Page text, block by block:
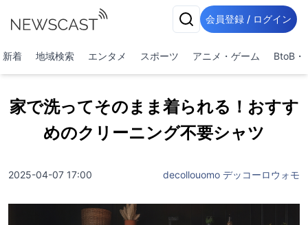
会員登録 / ログイン
新着 地域検索 エンタメ スポーツ アニメ・ゲーム BtoB・
家で洗ってそのまま着られる！おすす
めのクリーニング不要シャツ
2025-04-07 17:00 decollouomo デッコーロウォモ